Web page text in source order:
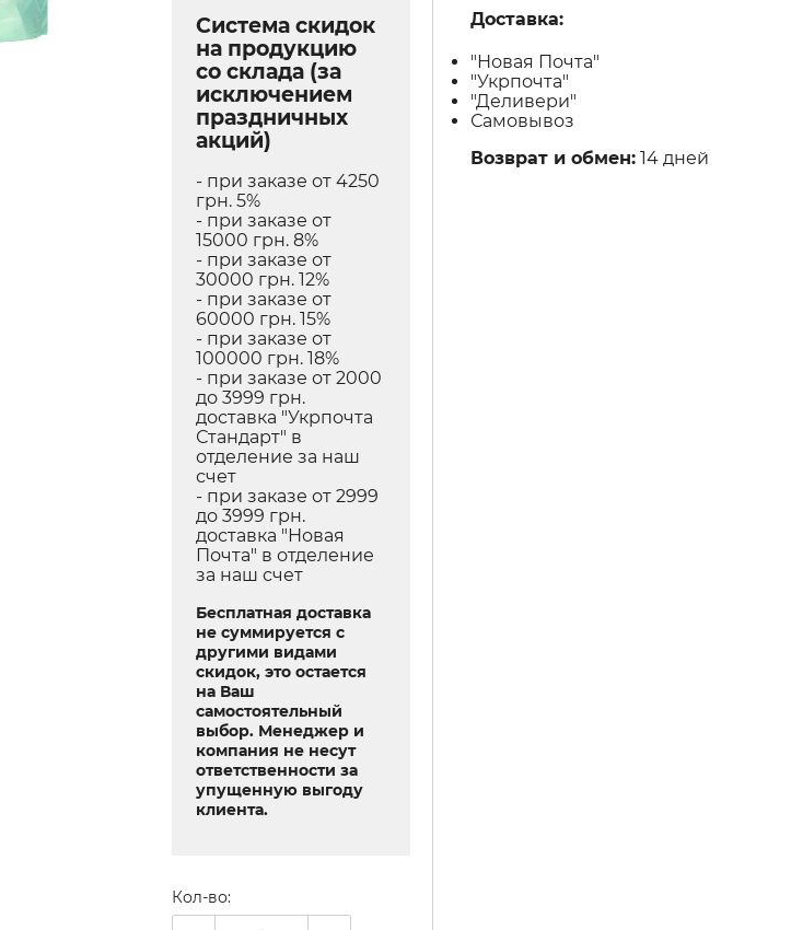
Система скидок
на продукцию
со склада (за
исключением
праздничных
акций)
- при заказе от 4250
грн. 5%
- при заказе от
15000 грн. 8%
- при заказе от
30000 грн. 12%
- при заказе от
60000 грн. 15%
- при заказе от
100000 грн. 18%
- при заказе от 2000
до 3999 грн.
доставка "Укрпочта
Стандарт" в
отделение за наш
счет
- при заказе от 2999
до 3999 грн.
доставка "Новая
Почта" в отделение
за наш счет
Бесплатная доставка
не суммируется с
другими видами
скидок, это остается
на Ваш
самостоятельный
выбор. Менеджер и
компания не несут
ответственности за
упущенную выгоду
клиента.
Кол-во:
Доставка:
"Новая Почта"
"Укрпочта"
"Деливери"
Самовывоз
Возврат и обмен: 14 дней